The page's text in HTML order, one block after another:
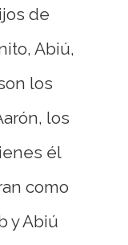
de
Abiú,
los
los
él
como
y Abiú